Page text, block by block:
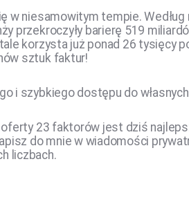
w niesamowitym tempie.
przekroczyły barierę 519
korzysta już ponad 26 tysięcy
sztuk faktur!
i szybkiego dostępu do
23 faktorów jest dziś
do mnie w wiadomości
liczbach.